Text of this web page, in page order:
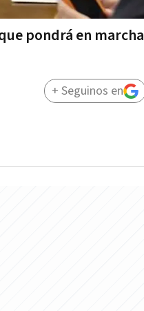
pondrá en marcha
+ Seguinos en